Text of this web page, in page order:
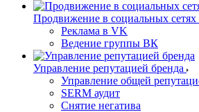
Продвижение в социальных
Реклама в VK
Ведение группы ВК
Управление репутацией бренда
Управление общей
SERM аудит
Снятие негатива